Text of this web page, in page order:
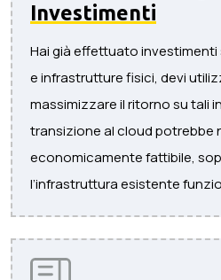
Investimenti
Hai già effettuato
e infrastrutture fisici, devi
massimizzare il ritorno su tali
transizione al cloud potrebbe
economicamente fattibile,
l’infrastruttura esistente